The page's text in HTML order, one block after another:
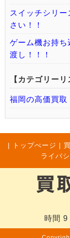
スイッチシリ
さい！！
ゲーム機お持ち
渡し！！！
【カテゴリーリ
福岡の高価買取
| トップぺージ |
ライバ
時間 9